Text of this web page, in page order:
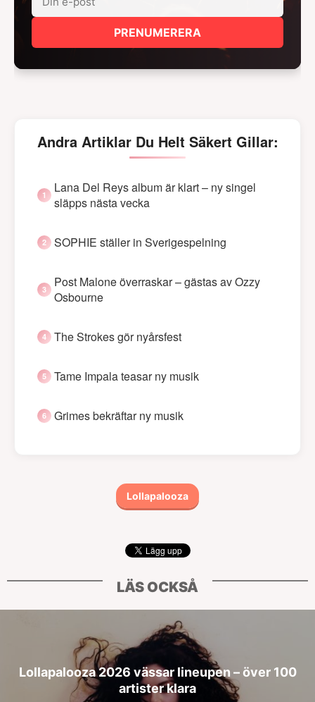
PRENUMERERA
Andra Artiklar Du Helt Säkert Gillar:
Lana Del Reys album är klart – ny singel
släpps nästa vecka
SOPHIE ställer in Sverigespelning
Post Malone överraskar – gästas av Ozzy
Osbourne
The Strokes gör nyårsfest
Tame Impala teasar ny musik
Grimes bekräftar ny musik
Lollapalooza
LÄS OCKSÅ
Lollapalooza 2026 vässar lineupen – över 100
artister klara